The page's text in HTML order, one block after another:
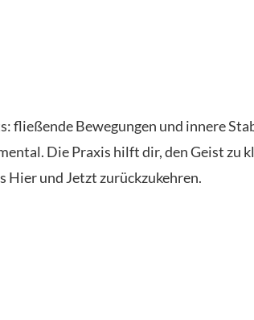
fließende Bewegungen und innere
Die Praxis hilft dir, den Geist zu
Hier und Jetzt zurückzukehren.